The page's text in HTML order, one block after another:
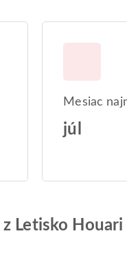
Mesiac
júl
Letisko